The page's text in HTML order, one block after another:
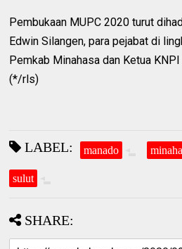
Pembukaan MUPC 2020 turut
Edwin Silangen, para pejabat di
Pemkab Minahasa dan Ketua
(*/rls)
LABEL: manado
sulut
SHARE: